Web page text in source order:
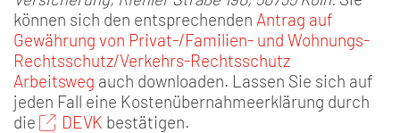
können sich den entsprechenden Antrag auf
Gewährung von Privat-/Familien- und Wohnungs-
Rechtsschutz/Verkehrs-Rechtsschutz
Arbeitsweg auch downloaden. Lassen Sie sich auf
jeden Fall eine Kostenübernahmeerklärung durch
die
DEVK bestätigen.